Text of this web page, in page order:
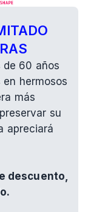
de 60 años
hermosos
más
su
apreciará
descuento,